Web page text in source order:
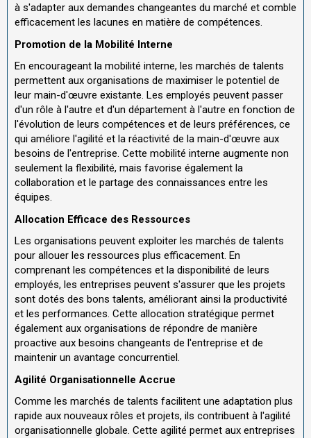
à s'adapter aux demandes changeantes du marché et comble
efficacement les lacunes en matière de compétences.
Promotion de la Mobilité Interne
En encourageant la mobilité interne, les marchés de talents
permettent aux organisations de maximiser le potentiel de
leur main-d'œuvre existante. Les employés peuvent passer
d'un rôle à l'autre et d'un département à l'autre en fonction de
l'évolution de leurs compétences et de leurs préférences, ce
qui améliore l'agilité et la réactivité de la main-d'œuvre aux
besoins de l'entreprise. Cette mobilité interne augmente non
seulement la flexibilité, mais favorise également la
collaboration et le partage des connaissances entre les
équipes.
Allocation Efficace des Ressources
Les organisations peuvent exploiter les marchés de talents
pour allouer les ressources plus efficacement. En
comprenant les compétences et la disponibilité de leurs
employés, les entreprises peuvent s'assurer que les projets
sont dotés des bons talents, améliorant ainsi la productivité
et les performances. Cette allocation stratégique permet
également aux organisations de répondre de manière
proactive aux besoins changeants de l'entreprise et de
maintenir un avantage concurrentiel.
Agilité Organisationnelle Accrue
Comme les marchés de talents facilitent une adaptation plus
rapide aux nouveaux rôles et projets, ils contribuent à l'agilité
organisationnelle globale. Cette agilité permet aux entreprises